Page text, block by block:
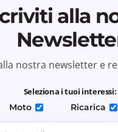
alla
nostra newsletter e
Seleziona i tuoi interessi:
Moto Ricarica